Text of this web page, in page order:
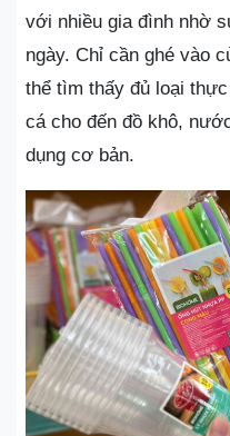
với nhiều gia đình nhờ
ngày. Chỉ cần ghé vào
thể tìm thấy đủ loại
cá cho đến đồ khô,
dụng cơ bản.